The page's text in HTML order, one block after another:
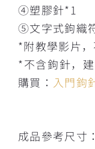
④塑膠針*1
⑤文字式鉤織
*附教學影片
*不含鉤針，
購買： 入門鉤
成品參考尺寸：